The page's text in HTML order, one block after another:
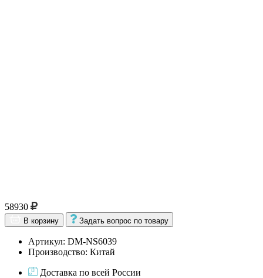
58930
В корзину Задать вопрос по товару
Артикул: DM-NS6039
Производство: Китай
Доставка по всей России